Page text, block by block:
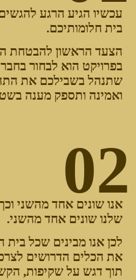
עכשיו הגיע הרגע
בית חלומותיכם.
הצעד הראשון להבטחת
בפרויקט הוא לבחור
שתנהל בשבילכם את
ואמינה ותספק מענה
02
אנו שונים אחד מהשני
שלנו שונים אחד מהשני.
לכן אנו מבינים שכל בית
את הכלים הדרושים
תוך דגש על שקיפות,